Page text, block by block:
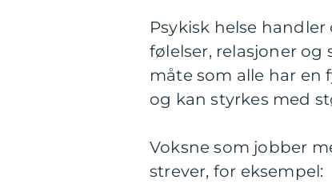
Psykisk helse
følelser, relasjoner og
måte som alle har en
og kan styrkes med
Voksne som jobber
strever, for eksempel: